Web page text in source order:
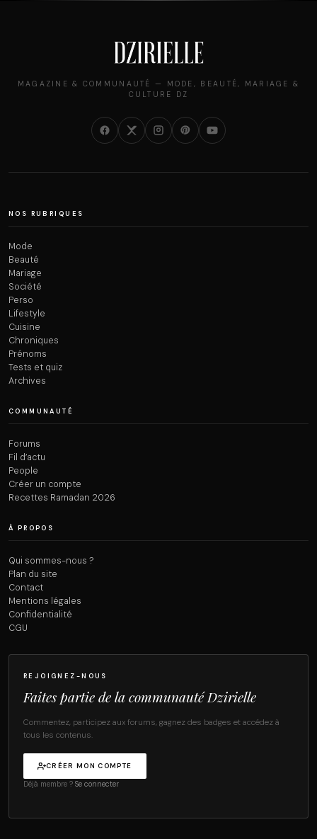
MAGAZINE & COMMUNAUTÉ — MODE, BEAUTÉ, MARIAGE &
CULTURE DZ
NOS RUBRIQUES
Mode
Beauté
Mariage
Société
Perso
Lifestyle
Cuisine
Chroniques
Prénoms
Tests et quiz
Archives
COMMUNAUTÉ
Forums
Fil d’actu
People
Créer un compte
Recettes Ramadan 2026
À PROPOS
Qui sommes-nous ?
Plan du site
Contact
Mentions légales
Confidentialité
CGU
REJOIGNEZ-NOUS
Faites partie de la communauté Dzirielle
Commentez, participez aux forums, gagnez des badges et accédez à
tous les contenus.
CRÉER MON COMPTE
Déjà membre ? Se connecter